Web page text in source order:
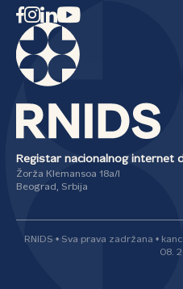
Registar nacionalnog internet
Žorža Klemansoa 18a/I
Beograd, Srbija
RNIDS • Sva prava zadržana •
08.